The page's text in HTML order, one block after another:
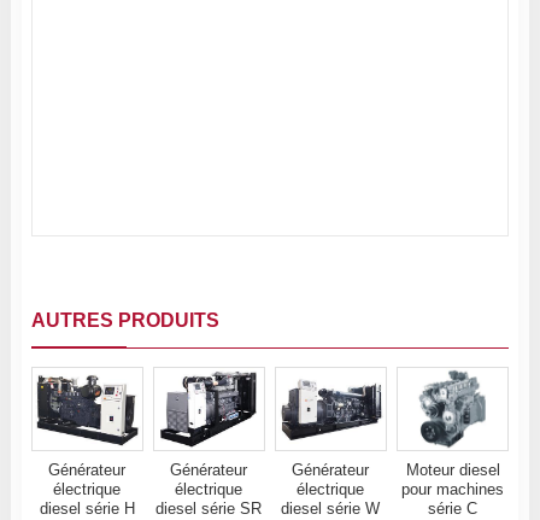
AUTRES PRODUITS
Générateur
électrique
diesel série H
Générateur
électrique
diesel série SR
Générateur
électrique
diesel série W
Moteur diesel
pour machines
série C